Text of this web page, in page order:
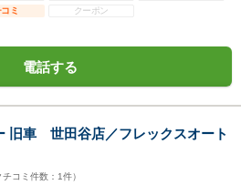
ミ
クーポン
電話する
旧車 世田谷店／フレックスオート
チコミ件数： 1件）